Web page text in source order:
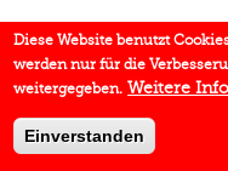
Diese Website benutzt
werden nur für die
weitergegeben. Weitere
Einverstanden